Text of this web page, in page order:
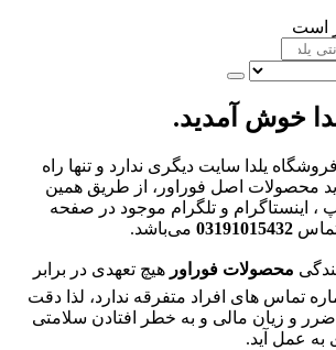
است
خوش آمدید.
یلدا سایت دیگری ندارد و تنها راه
محصولات اصل فوراور، از طریق همین
اینستاگرام و تلگرام موجود در صفحه
03191015432 می‌باشد.
محصولات فوراور هیچ تعهدی در برابر
تماس های افراد متفرقه ندارد، لذا دقت
ضرر و زیان مالی و به خطر افتادن سلامتی
به عمل آید.